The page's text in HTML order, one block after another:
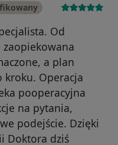
Od
zaopiekowana
a plan
kroku. Operacja
pooperacyjna
na pytania,
podejście. Dzięki
Doktora dziś